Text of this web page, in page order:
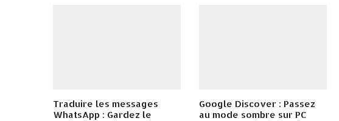
Traduire les messages
WhatsApp : Gardez le
Google Discover : Passez
au mode sombre sur PC